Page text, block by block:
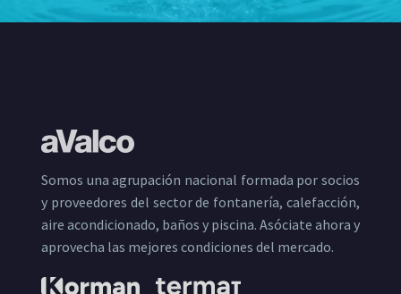
Somos una agrupación nacional formada por socios
y proveedores del sector de fontanería, calefacción,
aire acondicionado, baños y piscina. Asóciate ahora y
aprovecha las mejores condiciones del mercado.